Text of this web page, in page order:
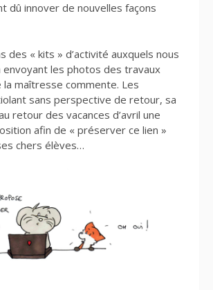
dû innover de nouvelles façons
des « kits » d’activité auxquels nous
envoyant les photos des travaux
la maîtresse commente. Les
sans perspective de retour, sa
retour des vacances d’avril une
afin de « préserver ce lien »
chers élèves…